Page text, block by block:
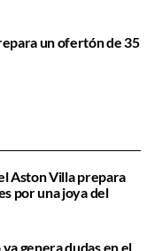
un ofertón de 35
Aston Villa prepara
por una joya del
genera dudas en el